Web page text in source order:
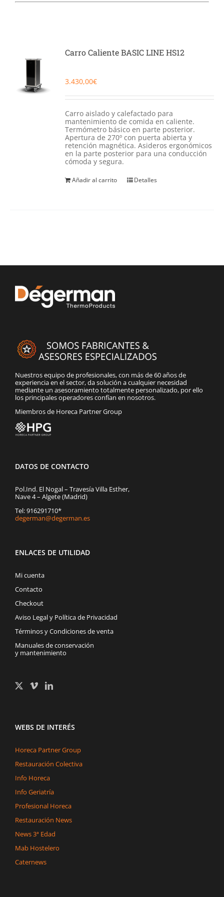
Carro Caliente BASIC LINE HS12
3.430,00€
Carro aislado y calefactado para
mantenimiento de comida en caliente.
Termómetro básico en parte posterior.
Apertura de 270º con puerta abierta y
retención magnética. Asideros ergonómicos
en la parte posterior para una conducción
cómoda y segura.
Añadir al carrito Detalles
Nuestros equipo de profesionales, con más de 60 años de
experiencia en el sector, da solución a cualquier necesidad
mediante un asesoramiento totalmente personalizado, por ello
los principales operadores confían en nosotros.
Miembros de Horeca Partner Group
DATOS DE CONTACTO
Pol.Ind. El Nogal – Travesía Villa Esther,
Nave 4 – Algete (Madrid)
Tel: 916291710*
degerman@degerman.es
ENLACES DE UTILIDAD
Mi cuenta
Contacto
Checkout
Aviso Legal y Política de Privacidad
Términos y Condiciones de venta
Manuales de conservación
y mantenimiento
WEBS DE INTERÉS
Horeca Partner Group
Restauración Colectiva
Info Horeca
Info Geriatría
Profesional Horeca
Restauración News
News 3ª Edad
Mab Hostelero
Caternews